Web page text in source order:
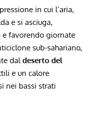
in cui l’aria,
e si asciuga,
favorendo giornate
sub-sahariano,
daldeserto del
e un calore
nei bassi strati